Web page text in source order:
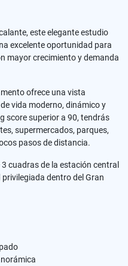
este elegante estudio
excelente oportunidad para
mayor crecimiento y demanda
ofrece una vista
vida moderno, dinámico y
score superior a 90, tendrás
supermercados, parques,
pasos de distancia.
cuadras de la estación central
dentro del Gran